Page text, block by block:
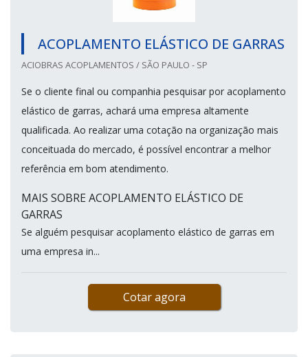
ACOPLAMENTO ELÁSTICO DE GARRAS
ACIOBRAS ACOPLAMENTOS / SÃO PAULO - SP
Se o cliente final ou companhia pesquisar por acoplamento
elástico de garras, achará uma empresa altamente
qualificada. Ao realizar uma cotação na organização mais
conceituada do mercado, é possível encontrar a melhor
referência em bom atendimento.
MAIS SOBRE ACOPLAMENTO ELÁSTICO DE
GARRAS
Se alguém pesquisar acoplamento elástico de garras em
uma empresa in...
Cotar agora